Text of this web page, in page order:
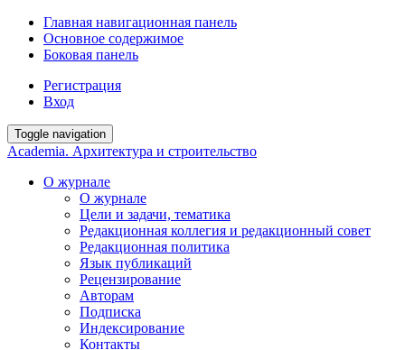
Главная навигационная панель
Основное содержимое
Боковая панель
Регистрация
Вход
Toggle navigation
Academia. Архитектура и строительство
О журнале
О журнале
Цели и задачи, тематика
Редакционная коллегия и редакционный совет
Редакционная политика
Язык публикаций
Рецензирование
Авторам
Подписка
Индексирование
Контакты